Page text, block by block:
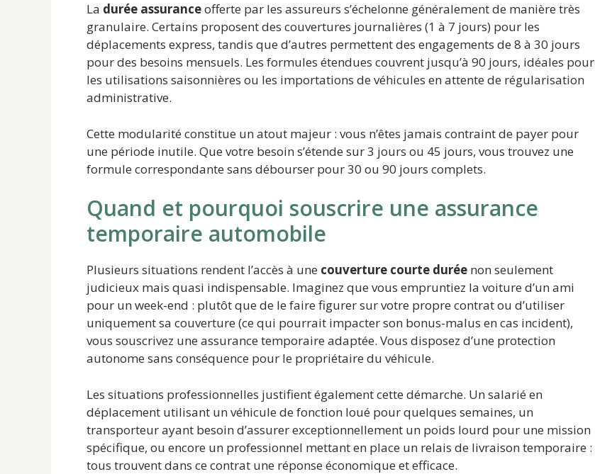
La durée assuranceofferte par les assureurs s’échelonne généralement de manière très
granulaire. Certains proposent des couvertures journalières (1 à 7 jours) pour les
déplacements express, tandis que d’autres permettent des engagements de 8 à 30 jours
pour des besoins mensuels. Les formules étendues couvrent jusqu’à 90 jours, idéales pour
les utilisations saisonnières ou les importations de véhicules en attente de régularisation
administrative.
Cette modularité constitue un atout majeur : vous n’êtes jamais contraint de payer pour
une période inutile. Que votre besoin s’étende sur 3 jours ou 45 jours, vous trouvez une
formule correspondante sans débourser pour 30 ou 90 jours complets.
Quand et pourquoi souscrire une assurance
temporaire automobile
Plusieurs situations rendent l’accès à une couverture courte durée non seulement
judicieux mais quasi indispensable. Imaginez que vous empruntiez la voiture d’un ami
pour un week-end : plutôt que de le faire figurer sur votre propre contrat ou d’utiliser
uniquement sa couverture (ce qui pourrait impacter son bonus-malus en cas incident),
vous souscrivez une assurance temporaire adaptée. Vous disposez d’une protection
autonome sans conséquence pour le propriétaire du véhicule.
Les situations professionnelles justifient également cette démarche. Un salarié en
déplacement utilisant un véhicule de fonction loué pour quelques semaines, un
transporteur ayant besoin d’assurer exceptionnellement un poids lourd pour une mission
spécifique, ou encore un professionnel mettant en place un relais de livraison temporaire :
tous trouvent dans ce contrat une réponse économique et efficace.